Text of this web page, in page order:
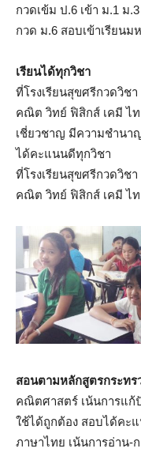
กวดเข้ม ป.6 เข้า ม.1 ม
กวด ม.6 สอบเข้าเรียน
เรียนได้ทุกวิชา
ที่โรงเรียนสุขศรีกวดวิช
คณิต วิทย์ ฟิสิกส์ เคมี ไท
เชี่ยวชาญ มีความชำนา
ได้คะแนนดีทุกวิชา
ที่โรงเรียนสุขศรีกวดวิช
คณิต วิทย์ ฟิสิกส์ เคมี ไ
สอนตามหลักสูตรกระทร
คณิตศาสตร์ เน้นการแก้
ใช้ได้ถูกต้อง สอบได้คะ
ภาษาไทย เน้นการอ่าน-